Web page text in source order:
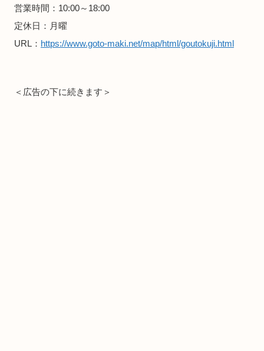
営業時間：10:00～18:00
定休日：月曜
URL： https://www.goto-maki.net/map/html/goutokuji.html
＜広告の下に続きます＞